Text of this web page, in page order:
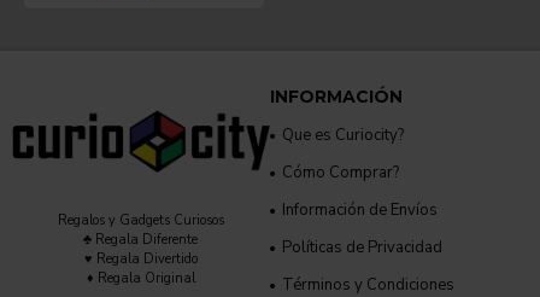
Regalos y Gadgets Curiosos
♣ Regala Diferente
♥ Regala Divertido
♦ Regala Original
INFORMACIÓN
Que es Curiocity?
Cómo Comprar?
Información de Envíos
Políticas de Privacidad
Términos y Condiciones